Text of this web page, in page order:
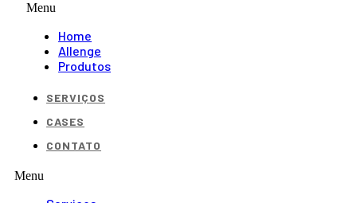
Menu
Home
Allenge
Produtos
SERVIÇOS
CASES
CONTATO
Menu